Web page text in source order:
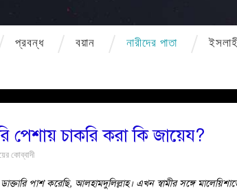
প্রবন্ধ বয়ান নারীদের পাতা
পেশায় চাকরি করা কি জায়েয?
কোব্বাদী
পাশ করেছি, আলহামদুলিল্লাহ। এখন স্বামীর সঙ্গে